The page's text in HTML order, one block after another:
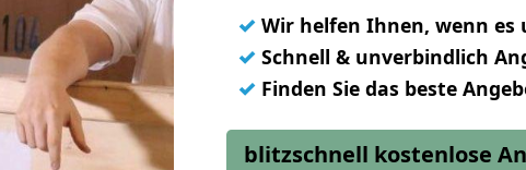
✓ Wir helfen Ihnen, wenn es
✓ Schnell & unverbindlich
✓ Finden Sie das beste
blitzschnell kostenlose